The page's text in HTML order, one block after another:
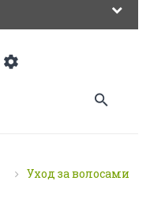
Уход за волосами